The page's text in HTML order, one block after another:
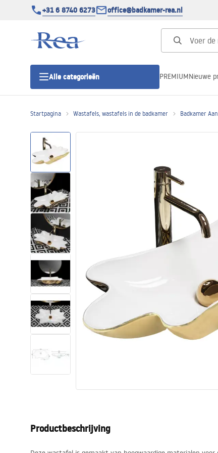
+31 6 8740 6273 office@badkamer-rea.nl
Alle categorieën
Douchedeur
Lineaire Douchegoten
Toiletten
Wastafels
Baden en badwanden
Kranen
Douches
PREMIUMNieuwe
Startpagina Wastafels, wastafels in de badkamer Badkamer
Productbeschrijving